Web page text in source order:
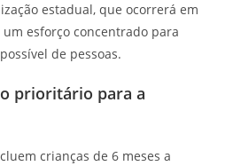
estadual, que ocorrerá em
esforço concentrado para
de pessoas.
prioritário para a
crianças de 6 meses a